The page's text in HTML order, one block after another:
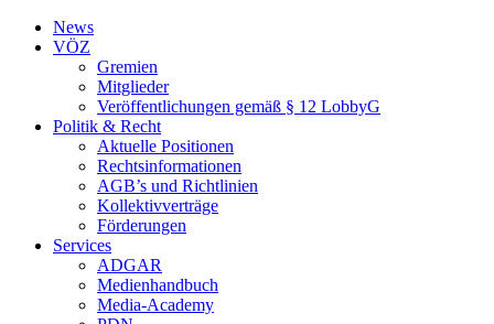
News
VÖZ
Gremien
Mitglieder
Veröffentlichungen gemäß § 12 LobbyG
Politik & Recht
Aktuelle Positionen
Rechtsinformationen
AGB’s und Richtlinien
Kollektivverträge
Förderungen
Services
ADGAR
Medienhandbuch
Media-Academy